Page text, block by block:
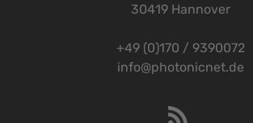
30419 Hannover
+49 (0)170 / 9390072
info@photonicnet.de